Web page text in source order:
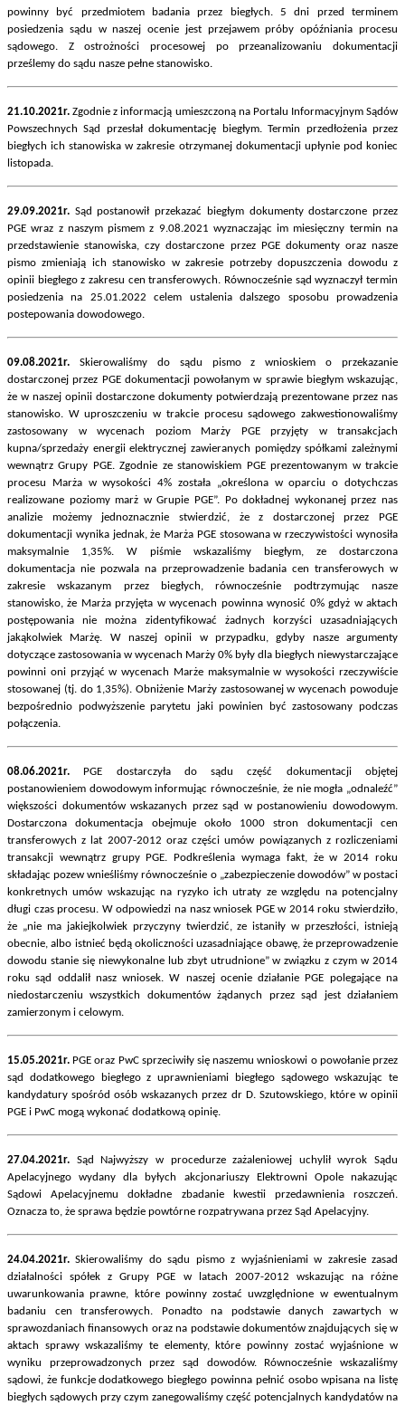
powinny być przedmiotem badania przez biegłych. 5 dni przed terminem
posiedzenia sądu w naszej ocenie jest przejawem próby opóźniania procesu
sądowego. Z ostrożności procesowej po przeanalizowaniu dokumentacji
prześlemy do sądu nasze pełne stanowisko.
21.10.2021r. Zgodnie z informacją umieszczoną na Portalu Informacyjnym Sądów
Powszechnych Sąd przesłał dokumentację biegłym. Termin przedłożenia przez
biegłych ich stanowiska w zakresie otrzymanej dokumentacji upłynie pod koniec
listopada.
29.09.2021r. Sąd postanowił przekazać biegłym dokumenty dostarczone przez
PGE wraz z naszym pismem z 9.08.2021 wyznaczając im miesięczny termin na
przedstawienie stanowiska, czy dostarczone przez PGE dokumenty oraz nasze
pismo zmieniają ich stanowisko w zakresie potrzeby dopuszczenia dowodu z
opinii biegłego z zakresu cen transferowych. Równocześnie sąd wyznaczył termin
posiedzenia na 25.01.2022 celem ustalenia dalszego sposobu prowadzenia
postepowania dowodowego.
09.08.2021r. Skierowaliśmy do sądu pismo z wnioskiem o przekazanie
dostarczonej przez PGE dokumentacji powołanym w sprawie biegłym wskazując,
że w naszej opinii dostarczone dokumenty potwierdzają prezentowane przez nas
stanowisko. W uproszczeniu w trakcie procesu sądowego zakwestionowaliśmy
zastosowany w wycenach poziom Marży PGE przyjęty w transakcjach
kupna/sprzedaży energii elektrycznej zawieranych pomiędzy spółkami zależnymi
wewnątrz Grupy PGE. Zgodnie ze stanowiskiem PGE prezentowanym w trakcie
procesu Marża w wysokości 4% została „określona w oparciu o dotychczas
realizowane poziomy marż w Grupie PGE”. Po dokładnej wykonanej przez nas
analizie możemy jednoznacznie stwierdzić, że z dostarczonej przez PGE
dokumentacji wynika jednak, że Marża PGE stosowana w rzeczywistości wynosiła
maksymalnie 1,35%. W piśmie wskazaliśmy biegłym, ze dostarczona
dokumentacja nie pozwala na przeprowadzenie badania cen transferowych w
zakresie wskazanym przez biegłych, równocześnie podtrzymując nasze
stanowisko, że Marża przyjęta w wycenach powinna wynosić 0% gdyż w aktach
postępowania nie można zidentyfikować żadnych korzyści uzasadniających
jakąkolwiek Marżę. W naszej opinii w przypadku, gdyby nasze argumenty
dotyczące zastosowania w wycenach Marży 0% były dla biegłych niewystarczające
powinni oni przyjąć w wycenach Marże maksymalnie w wysokości rzeczywiście
stosowanej (tj. do 1,35%). Obniżenie Marży zastosowanej w wycenach powoduje
bezpośrednio podwyższenie parytetu jaki powinien być zastosowany podczas
połączenia.
08.06.2021r. PGE dostarczyła do sądu część dokumentacji objętej
postanowieniem dowodowym informując równocześnie, że nie mogła „odnaleźć”
większości dokumentów wskazanych przez sąd w postanowieniu dowodowym.
Dostarczona dokumentacja obejmuje około 1000 stron dokumentacji cen
transferowych z lat 2007-2012 oraz części umów powiązanych z rozliczeniami
transakcji wewnątrz grupy PGE. Podkreślenia wymaga fakt, że w 2014 roku
składając pozew wnieśliśmy równocześnie o „zabezpieczenie dowodów” w postaci
konkretnych umów wskazując na ryzyko ich utraty ze względu na potencjalny
długi czas procesu. W odpowiedzi na nasz wniosek PGE w 2014 roku stwierdziło,
że „nie ma jakiejkolwiek przyczyny twierdzić, ze istaniły w przeszłości, istnieją
obecnie, albo istnieć będą okoliczności uzasadniające obawę, że przeprowadzenie
dowodu stanie się niewykonalne lub zbyt utrudnione” w związku z czym w 2014
roku sąd oddalił nasz wniosek. W naszej ocenie działanie PGE polegające na
niedostarczeniu wszystkich dokumentów żądanych przez sąd jest działaniem
zamierzonym i celowym.
15.05.2021r. PGE oraz PwC sprzeciwiły się naszemu wnioskowi o powołanie przez
sąd dodatkowego biegłego z uprawnieniami biegłego sądowego wskazując te
kandydatury spośród osób wskazanych przez dr D. Szutowskiego, które w opinii
PGE i PwC mogą wykonać dodatkową opinię.
27.04.2021r. Sąd Najwyższy w procedurze zażaleniowej uchylił wyrok Sądu
Apelacyjnego wydany dla byłych akcjonariuszy Elektrowni Opole nakazując
Sądowi Apelacyjnemu dokładne zbadanie kwestii przedawnienia roszczeń.
Oznacza to, że sprawa będzie powtórne rozpatrywana przez Sąd Apelacyjny.
24.04.2021r. Skierowaliśmy do sądu pismo z wyjaśnieniami w zakresie zasad
działalności spółek z Grupy PGE w latach 2007-2012 wskazując na różne
uwarunkowania prawne, które powinny zostać uwzględnione w ewentualnym
badaniu cen transferowych. Ponadto na podstawie danych zawartych w
sprawozdaniach finansowych oraz na podstawie dokumentów znajdujących się w
aktach sprawy wskazaliśmy te elementy, które powinny zostać wyjaśnione w
wyniku przeprowadzonych przez sąd dowodów. Równocześnie wskazaliśmy
sądowi, że funkcje dodatkowego biegłego powinna pełnić osobo wpisana na listę
biegłych sądowych przy czym zanegowaliśmy część potencjalnych kandydatów na